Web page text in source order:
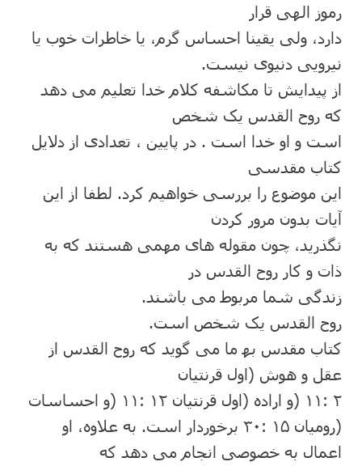
رموز الھی قرار
دارد، ولی یقینا احساس گرم، یا خاطرات خوب یا
نیرویی دنیوی نیست.
از پیدایش تا مکاشفه کلام خدا تعلیم می دھد
که روح القدس یک شخص
است و او خدا است . در پایین ، تعدادی از دلایل
کتاب مقدسی
این موضوع را بررسی خواھیم کرد. لطفا از این
آیات بدون مرور کردن
نگذرید، چون مقوله ھای مھمی ھستند که به
ذات و کار روح القدس در
زندگی شما مربوط می باشند.
روح القدس یک شخص است.
کتاب مقدس بھ ما می گوید که روح القدس از
عقل و ھوش (اول قرنتیان
٢ :١١ (و اراده (اول قرنتیان ١٢ :١١ (و احساسات
(رومیان ١۵ :٣٠ برخوردار است. به علاوه، او
اعمال به خصوصی انجام می دھد که